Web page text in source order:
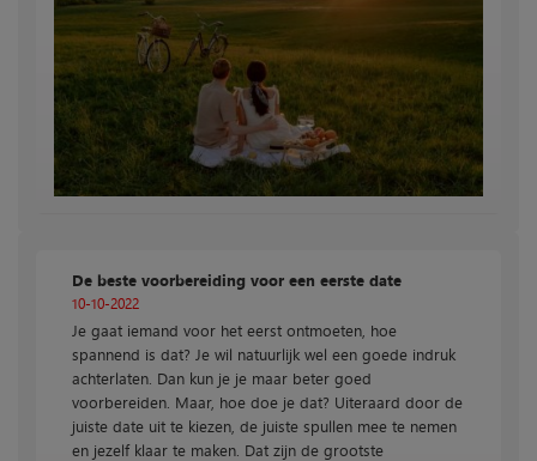
De beste voorbereiding voor een eerste date
10-10-2022
Je gaat iemand voor het eerst ontmoeten, hoe
spannend is dat? Je wil natuurlijk wel een goede indruk
achterlaten. Dan kun je je maar beter goed
voorbereiden. Maar, hoe doe je dat? Uiteraard door de
juiste date uit te kiezen, de juiste spullen mee te nemen
en jezelf klaar te maken. Dat zijn de grootste